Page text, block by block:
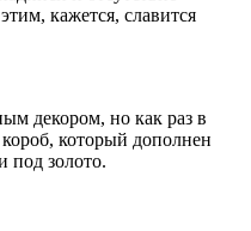
кажется, славится
декором, но как раз в
который дополнен
под золото.